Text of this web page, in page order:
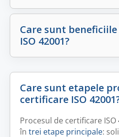
Care sunt
ISO 42001?
Care sunt etapele
certificare ISO
Procesul de certificare
în trei etape principale: